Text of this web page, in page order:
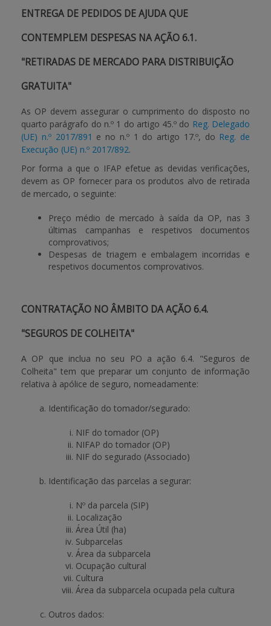
ENTREGA DE PEDIDOS DE AJUDA QUE
CONTEMPLEM DESPESAS NA AÇÃO 6.1.
"RETIRADAS DE MERCADO PARA DISTRIBUIÇÃO
GRATUITA"
As OP devem assegurar o cumprimento do disposto no
quarto parágrafo do n.º 1 do artigo 45.º do Reg. Delegado
(UE) n.º 2017/891 e no n.º 1 do artigo 17.º, do Reg. de
Execução (UE) n.º 2017/892.
Por forma a que o IFAP efetue as devidas verificações,
devem as OP fornecer para os produtos alvo de retirada
de mercado, o seguinte:
Preço médio de mercado à saída da OP, nas 3
últimas campanhas e respetivos documentos
comprovativos;
Despesas de triagem e embalagem incorridas e
respetivos documentos comprovativos.
CONTRATAÇÃO NO ÂMBITO DA AÇÃO 6.4.
"SEGUROS DE COLHEITA"
A OP que inclua no seu PO a ação 6.4. "Seguros de
Colheita" tem que preparar um conjunto de informação
relativa à apólice de seguro, nomeadamente:
Identificação do tomador/segurado:
NIF do tomador (OP)
NIFAP do tomador (OP)
NIF do segurado (Associado)
Identificação das parcelas a segurar:
Nº da parcela (SIP)
Localização
Área Útil (ha)
Subparcelas
Área da subparcela
Ocupação cultural
Cultura
Área da subparcela ocupada pela cultura
Outros dados: